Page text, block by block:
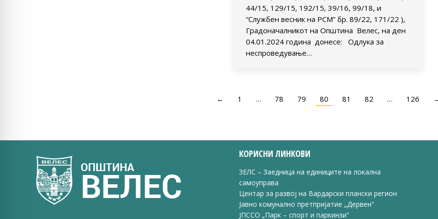
44/15, 129/15, 192/15, 39/16, 99/18, и
“Службен весник на РСМ” бр. 89/22, 171/22 ),
Градоначалникот на Општина Велес, на ден
04.01.2024 година донесе: Одлука за
неспроведување…
← 1 … 78 79 80 81 82 … 126
КОРИСНИ ЛИНКОВИ
ЗЕЛС – Заедница на единиците на локална
самоуправа
Центар за развој на Вардарски плански регион
Јавно комунално претпријатие „Дервен“
ЈПССО „Парк – спорт и паркинзи“